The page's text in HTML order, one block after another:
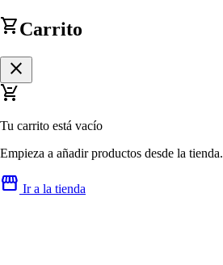
shopping_cartCarrito
close
remove_shopping_cart
Tu carrito está vacío
Empieza a añadir productos desde la tienda.
storefront Ir a la tienda